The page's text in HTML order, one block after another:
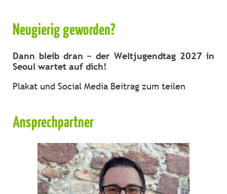
Neugierig geworden?
Dann bleib dran – der Weltjugendtag 2027 in
Seoul wartet auf dich!
Plakat und Social Media Beitrag zum teilen
Ansprechpartner